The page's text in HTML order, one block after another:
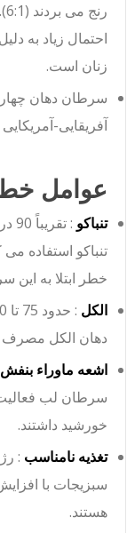
احتمال زیاد به
زنان است.
سرطان دهان
آفریقایی-
عوامل
تنباکو
:
خطر ابتلا به این
الکل
دهان الکل مصرف
اشعه ماوراء بنفش
سرطان لب فعالیت
خورشید داشتند.
تغذیه نامناسب:
سبزیجات با
هستند.